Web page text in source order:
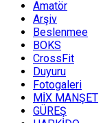
Amatör
Arşiv
Beslenmee
BOKS
CrossFit
Duyuru
Fotogaleri
MİX MANŞET
GÜREŞ